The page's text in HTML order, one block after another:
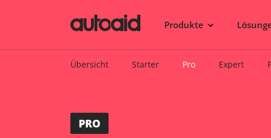
Produkte
Übersicht Starter Pro Expert
PRO